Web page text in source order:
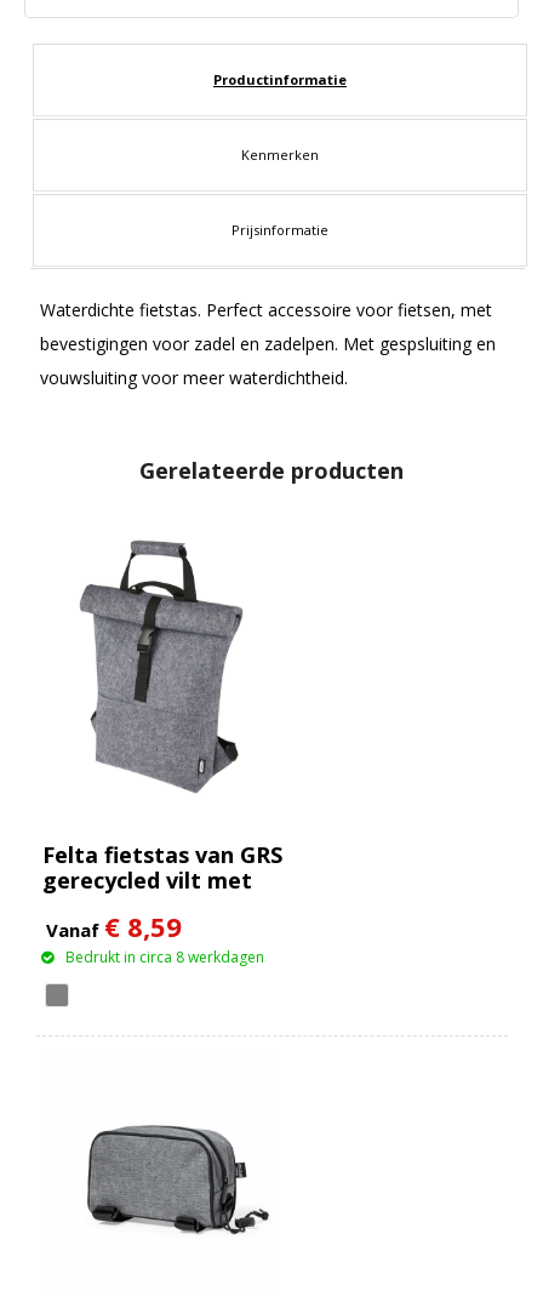
Productinformatie
Kenmerken
Prijsinformatie
Waterdichte fietstas. Perfect accessoire voor fietsen, met
bevestigingen voor zadel en zadelpen. Met gespsluiting en
vouwsluiting voor meer waterdichtheid.
Gerelateerde producten
Felta fietstas van GRS
gerecycled vilt met
13 l
Vanaf € 8,59
Bedrukt in circa 8 werkdagen